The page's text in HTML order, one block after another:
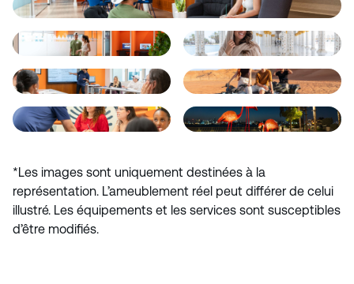
*Les images sont uniquement destinées à la
représentation. L’ameublement réel peut différer de celui
illustré. Les équipements et les services sont susceptibles
d’être modifiés.